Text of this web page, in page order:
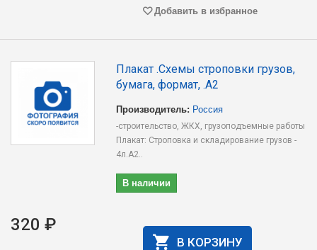
Добавить в избранное
Плакат .Схемы строповки грузов,
бумага, формат, .А2
Производитель: Россия
-строительство, ЖКХ, грузоподъемные работы
Плакат: Строповка и складирование грузов -
4л.А2..
В наличии
320 ₽
В КОРЗИНУ